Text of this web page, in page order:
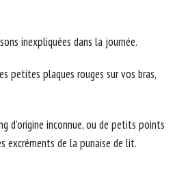
inexpliquées dans la journée.
petites plaques rouges sur vos bras,
d’origine inconnue, ou de petits points
excréments de la punaise de lit.